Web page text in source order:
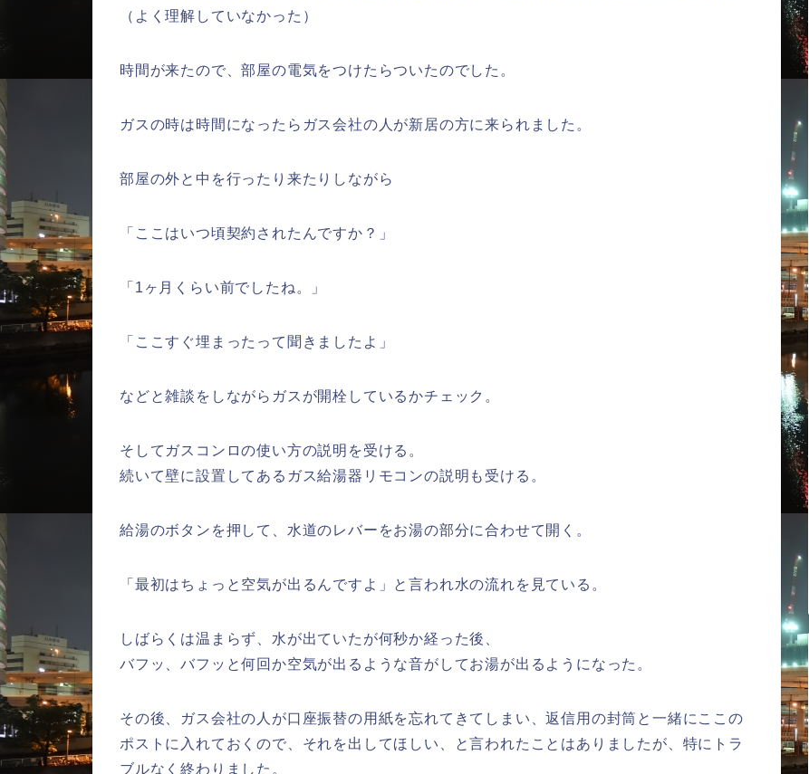
（よく理解していなかった）
時間が来たので、部屋の電気をつけたらついたのでした。
ガスの時は時間になったらガス会社の人が新居の方に来られました。
部屋の外と中を行ったり来たりしながら
「ここはいつ頃契約されたんですか？」
「1ヶ月くらい前でしたね。」
「ここすぐ埋まったって聞きましたよ」
などと雑談をしながらガスが開栓しているかチェック。
そしてガスコンロの使い方の説明を受ける。
続いて壁に設置してあるガス給湯器リモコンの説明も受ける。
給湯のボタンを押して、水道のレバーをお湯の部分に合わせて開く。
「最初はちょっと空気が出るんですよ」と言われ水の流れを見ている。
しばらくは温まらず、水が出ていたが何秒か経った後、
バフッ、バフッと何回か空気が出るような音がしてお湯が出るようになった。
その後、ガス会社の人が口座振替の用紙を忘れてきてしまい、返信用の封筒と一緒にここの
ポストに入れておくので、それを出してほしい、と言われたことはありましたが、特にトラ
ブルなく終わりました。